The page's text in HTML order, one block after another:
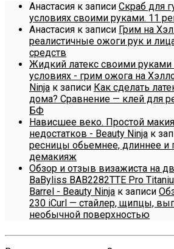
Анастасия к записи Скраб для
условиях своими руками. 11
Анастасия к записи Грим на
реалистичные ожоги рук и
средств
Жидкий латекс своими
условиях - грим ожога на
Ninja к записи Как сделать
дома? Сравнение — клей для
БФ
Нависшее веко. Простой
недостатков - Beauty Ninja к
ресницы обьемнее, длиннее и
демакияж
Обзор и отзыв визажиста на
BaByliss BAB2282TTE Pro
Barrel - Beauty Ninja к записи
230 iCurl — стайлер, щипцы,
необычной поверхностью